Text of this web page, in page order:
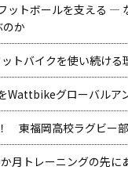
ットボールを支える ―
か
ットバイクを使い続ける
Wattbikeグローバルア
東福岡高校ラグビー部
月トレーニングの先に